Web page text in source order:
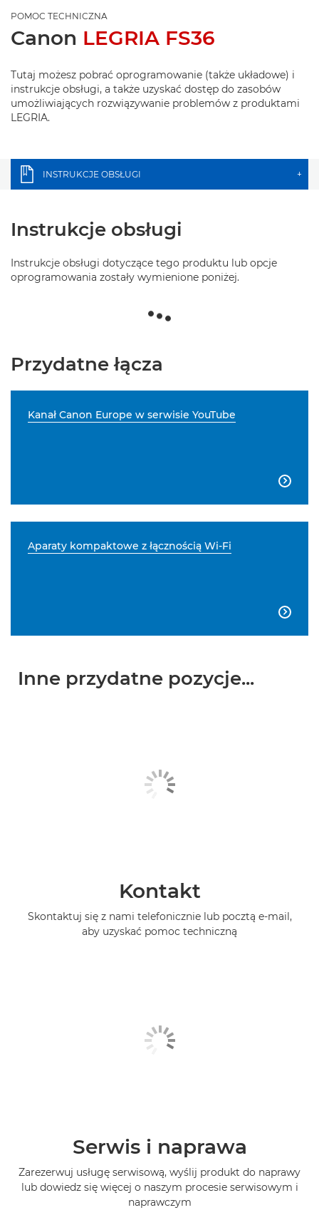
POMOC TECHNICZNA
Canon LEGRIA FS36
Tutaj możesz pobrać oprogramowanie (także układowe) i
instrukcje obsługi, a także uzyskać dostęp do zasobów
umożliwiających rozwiązywanie problemów z produktami
LEGRIA.
INSTRUKCJE OBSŁUGI +
Instrukcje obsługi
Instrukcje obsługi dotyczące tego produktu lub opcje
oprogramowania zostały wymienione poniżej.
Przydatne łącza
Kanał Canon Europe w serwisie YouTube

Aparaty kompaktowe z łącznością Wi-Fi

Inne przydatne pozycje...
Kontakt
Skontaktuj się z nami telefonicznie lub pocztą e-mail,
aby uzyskać pomoc techniczną
Serwis i naprawa
Zarezerwuj usługę serwisową, wyślij produkt do naprawy
lub dowiedz się więcej o naszym procesie serwisowym i
naprawczym